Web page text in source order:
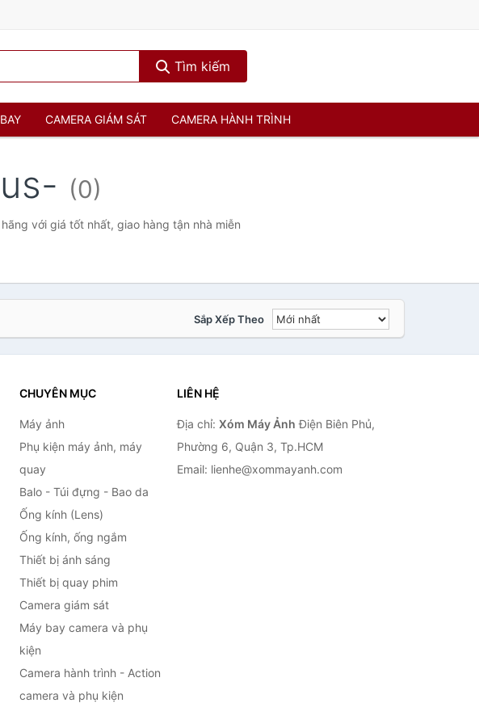
Tìm kiếm
CAMERA GIÁM SÁT CAMERA HÀNH TRÌNH
(0)
với giá tốt nhất, giao hàng tận nhà miễn
Sắp Xếp Theo
CHUYÊN MỤC
Máy ảnh
Phụ kiện máy ảnh, máy
quay
Balo - Túi đựng - Bao da
Ống kính (Lens)
Ống kính, ống ngắm
Thiết bị ánh sáng
Thiết bị quay phim
Camera giám sát
Máy bay camera và phụ
kiện
Camera hành trình - Action
camera và phụ kiện
LIÊN HỆ
Địa chỉ: Xóm Máy Ảnh Điện Biên Phủ,
Phường 6, Quận 3, Tp.HCM
Email: lienhe@xommayanh.com